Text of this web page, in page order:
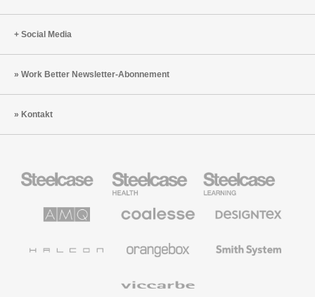
Social Media
Work Better Newsletter-Abonnement
Kontakt
Büromöbel
Health
Education
Möbel
Solutions
Büromöbel
Textilien
System